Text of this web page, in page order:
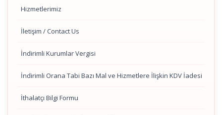
Hizmetlerimiz
İletişim / Contact Us
İndirimli Kurumlar Vergisi
İndirimli Orana Tabi Bazı Mal ve Hizmetlere İlişkin KDV İadesi
İthalatçı Bilgi Formu